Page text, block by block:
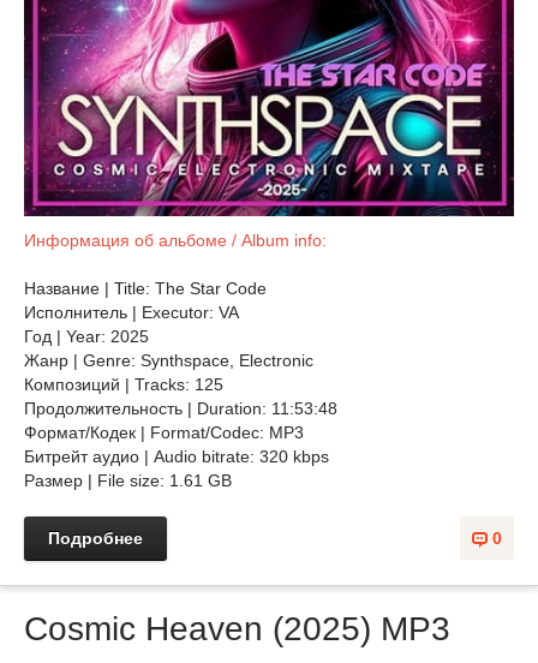
Информация об альбоме / Album info:
Название | Title: The Star Code
Исполнитель | Executor: VA
Год | Year: 2025
Жанр | Genre: Synthspace, Electronic
Композиций | Tracks: 125
Продолжительность | Duration: 11:53:48
Формат/Кодек | Format/Codec: MP3
Битрейт аудио | Audio bitrate: 320 kbps
Размер | File size: 1.61 GB
0
Подробнее
Cosmic Heaven (2025) MP3